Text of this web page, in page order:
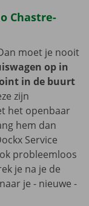
Chastre-
moet je nooit
op in
in de buurt
zijn
het openbaar
hem dan
Service
probleemloos
je na je de
je - nieuwe -